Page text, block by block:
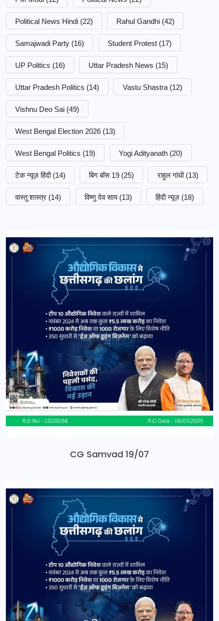
Political News Hindi (22) Rahul Gandhi (42)
Samajwadi Party (16) Student Protest (17)
UP Politics (16) Uttar Pradesh News (15)
Uttar Pradesh Politics (14) Vastu Shastra (12)
Vishnu Deo Sai (49)
West Bengal Election 2026 (13)
West Bengal Politics (19) Yogi Adityanath (20)
टेक न्यूज़ हिंदी (14) बिग बॉस 19 (25) राहुल गांधी (13)
वास्तु शास्त्र (14) विष्णु देव साय (13) हिंदी न्यूज़ (18)
CG Samvad 19/07